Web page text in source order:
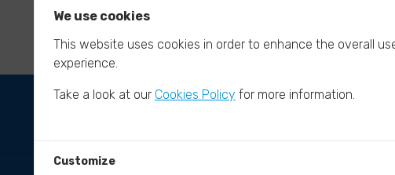
We use cookies
This website uses cookies in order to enhance the overall
experience.
Take a look at our Cookies Policy for more information.
Customize